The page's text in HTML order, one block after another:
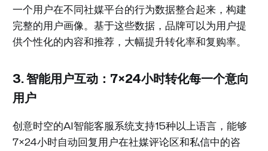
一个用户在不同社媒平台的行为数据整合起来，构建
完整的用户画像。基于这些数据，品牌可以为用户提
供个性化的内容和推荐，大幅提升转化率和复购率。
3. 智能用户互动：7×24小时转化每一个意向
用户
创意时空的AI智能客服系统支持15种以上语言，能够
7×24小时自动回复用户在社媒评论区和私信中的咨